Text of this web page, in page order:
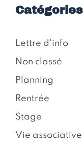
Catégories
Lettre d'info
Non classé
Planning
Rentrée
Stage
Vie associative